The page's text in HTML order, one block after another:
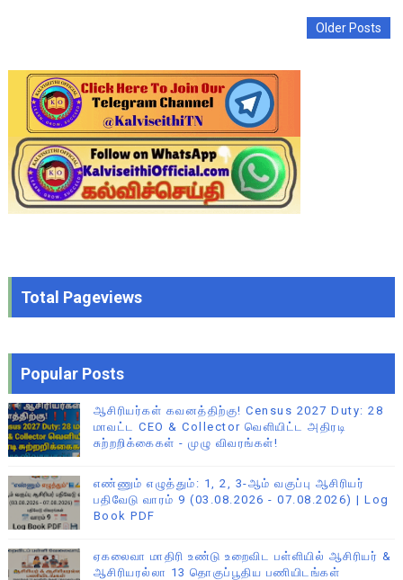
Older Posts
Total Pageviews
Popular Posts
ஆசிரியர்கள் கவனத்திற்கு! Census 2027 Duty: 28
மாவட்ட CEO & Collector வெளியிட்ட அதிரடி
சுற்றறிக்கைகள் - முழு விவரங்கள்!
எண்ணும் எழுத்தும்: 1, 2, 3-ஆம் வகுப்பு ஆசிரியர்
பதிவேடு வாரம் 9 (03.08.2026 - 07.08.2026) | Log
Book PDF
ஏகலைவா மாதிரி உண்டு உறைவிட பள்ளியில் ஆசிரியர் &
ஆசிரியரல்லா 13 தொகுப்பூதிய பணியிடங்கள்